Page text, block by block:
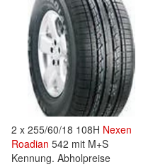
2 x 255/60/18 108H Nexen
Roadian 542 mit M+S
Kennung. Abholpreise